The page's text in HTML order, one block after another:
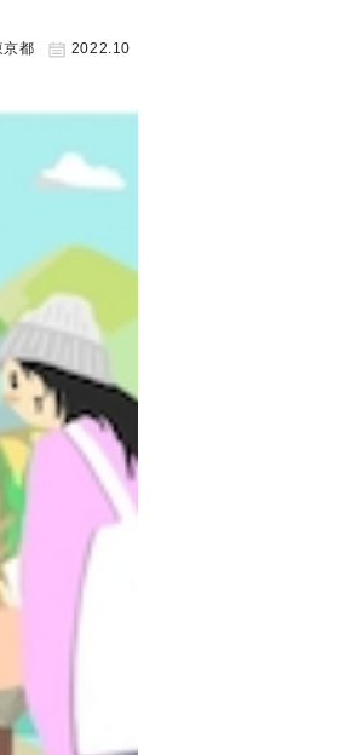
京都 2022.10